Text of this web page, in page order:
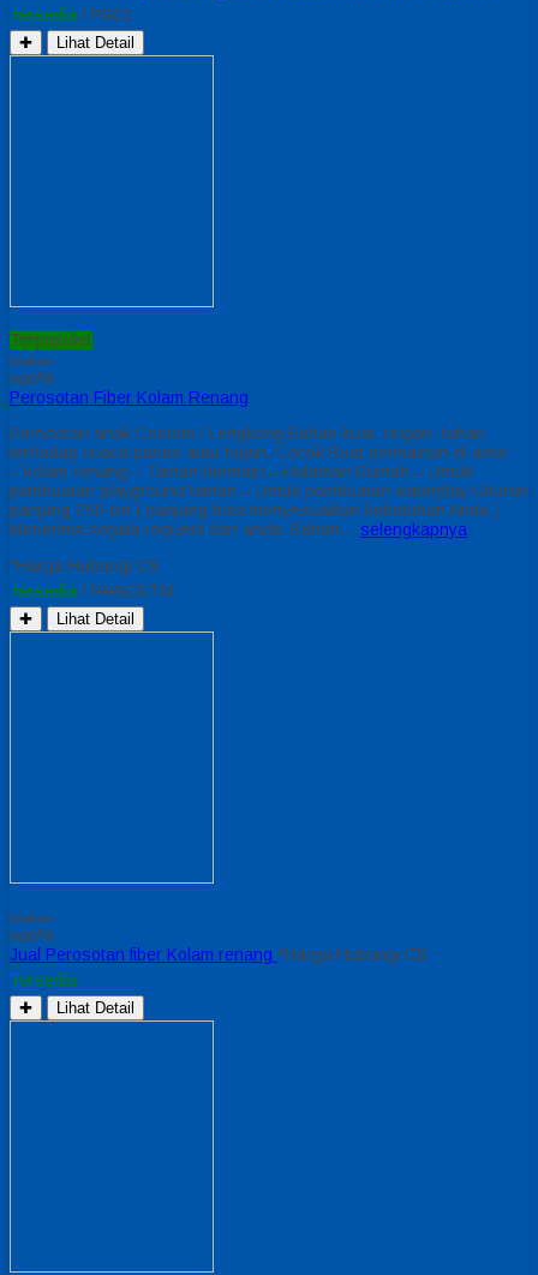
Tersedia / PS01
✚ Lihat Detail
Terpopuler
Diskon
nan%
Perosotan Fiber Kolam Renang
Perosotan anak Costom / Lengkong Bahan kuat, ringan, tahan
terhadap cuaca panas atau hujan. Cocok Buat permainan di area :
– kolam renang – Taman bermain – Halaman Rumah – Untuk
pembuatan playground taman – Untuk pembuatan waterplay Ukuran
panjang 250 cm ( panjang bisa menyesuaikan kebutuhan Anda )
Menerima segala request dari anda. Bahan… selengkapnya
*Harga Hubungi CS
Tersedia / PRSCSTM
✚ Lihat Detail
Diskon
nan%
Jual Perosotan fiber Kolam renang *Harga Hubungi CS
Tersedia
✚ Lihat Detail